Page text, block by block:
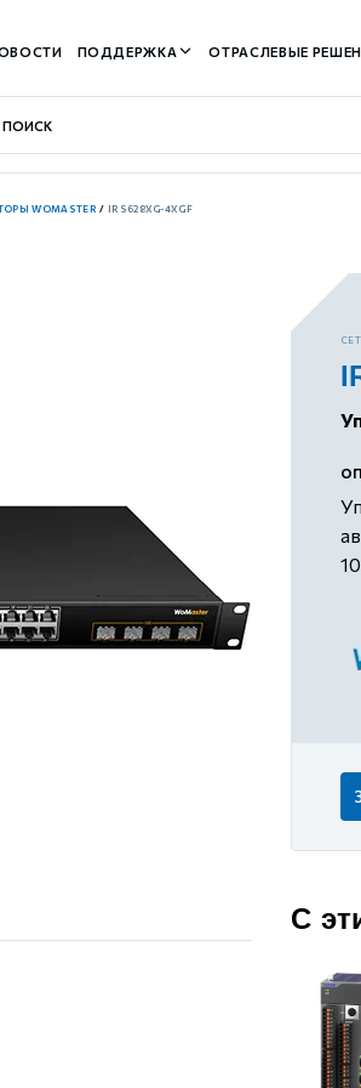
ПОДДЕРЖКА ОТРАСЛЕВЫЕ
WOMASTER / IRS628XG-4XGF
С
с разомкнутым контуром)
контуром)